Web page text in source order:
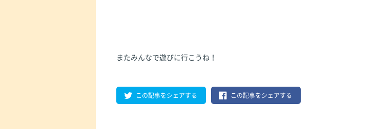
またみんなで遊びに行こうね！
この記事をシェアする この記事をシェアする